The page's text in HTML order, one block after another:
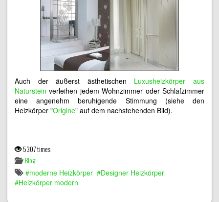
Auch der äußerst ästhetischen Luxusheizkörper aus
Naturstein verleihen jedem Wohnzimmer oder Schlafzimmer
eine angenehm beruhigende Stimmung (siehe den
Heizkörper "Origine" auf dem nachstehenden Bild).
5307 times
Blog
moderne Heizkörper
Designer Heizkörper
Heizkörper modern